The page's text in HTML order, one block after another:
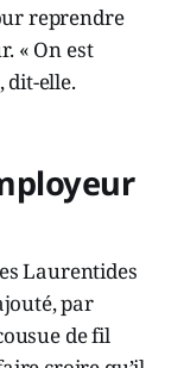
reprendre
« On est
dit-elle.
Laurentides
par
de fil